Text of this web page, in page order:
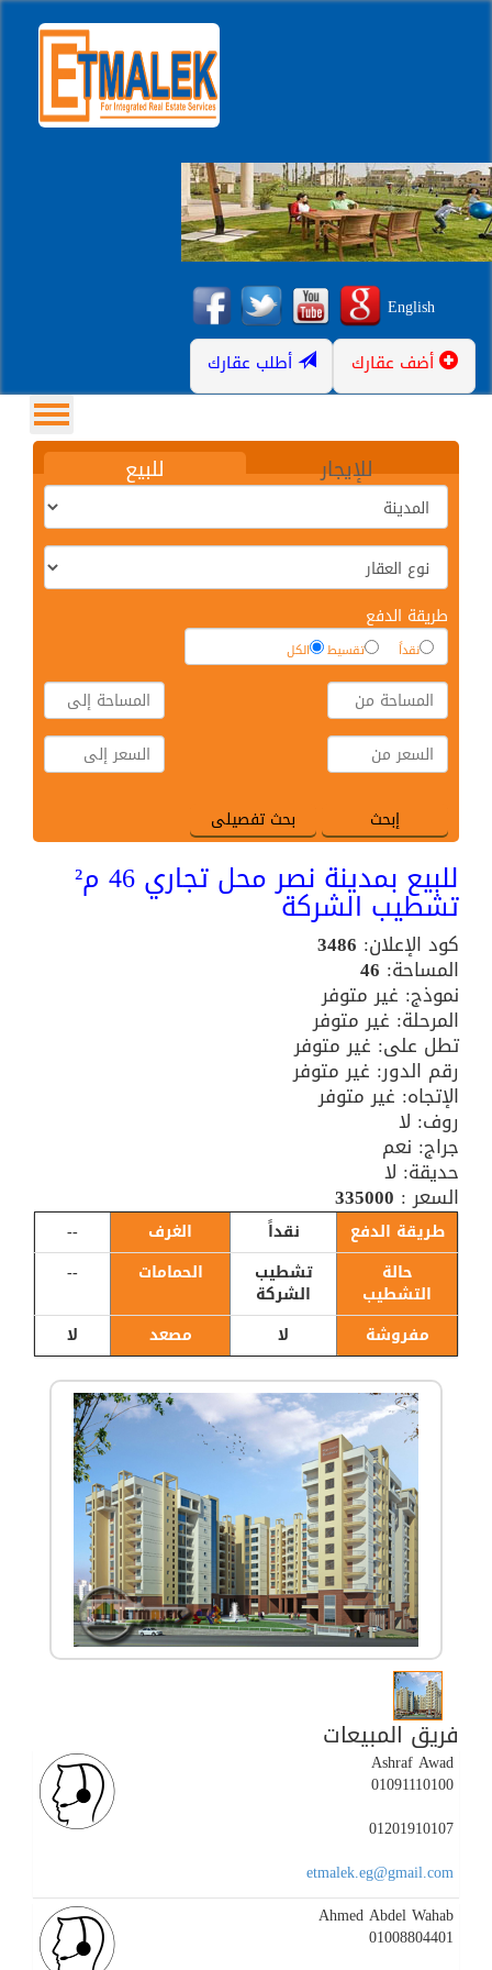
English
أضف عقارك أطلب عقارك
للبيع للإيجار
طريقة الدفع
نقداً تقسيط الكل
للبيع بمدينة نصر محل تجاري 46 م²
تشطيب الشركة
كود الإعلان: 3486
المساحة: 46
نموذج: غير متوفر
المرحلة: غير متوفر
تطل على: غير متوفر
رقم الدور: غير متوفر
الإتجاه: غير متوفر
روف: لا
جراج: نعم
حديقة: لا
السعر : 335000
طريقة الدفع نقداً الغرف
--
حالة
التشطيب
تشطيب
الشركة
الحمامات --
مفروشة لا مصعد لا
فريق المبيعات
Ashraf Awad
01091110100
01201910107
etmalek.eg@gmail.com
Ahmed Abdel Wahab
01008804401